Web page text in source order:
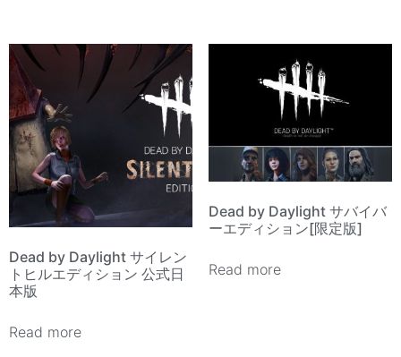
Dead by Daylight サイレン
トヒルエディション 公式日
本版
Read more
Dead by Daylight サバイバ
ーエディション[限定版]
Read more